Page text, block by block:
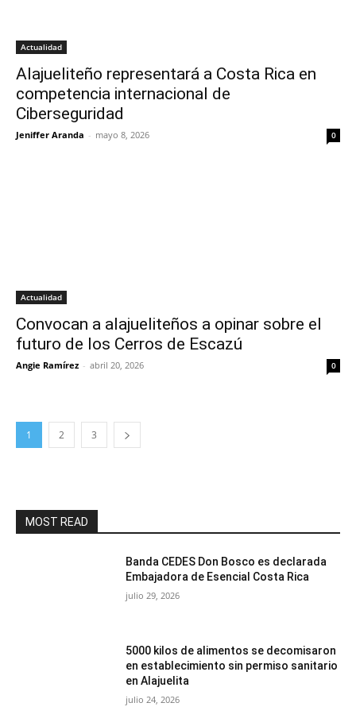
Actualidad
Alajueliteño representará a Costa Rica en
competencia internacional de
Ciberseguridad
Jeniffer Aranda - mayo 8, 2026 0
Actualidad
Convocan a alajueliteños a opinar sobre el
futuro de los Cerros de Escazú
Angie Ramírez - abril 20, 2026 0
1 2 3
MOST READ
Banda CEDES Don Bosco es declarada
Embajadora de Esencial Costa Rica
julio 29, 2026
5000 kilos de alimentos se decomisaron
en establecimiento sin permiso sanitario
en Alajuelita
julio 24, 2026